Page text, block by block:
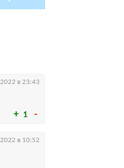
1
в 23:43
в 10:52